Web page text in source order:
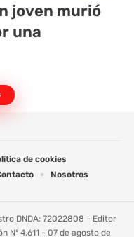
joven murió
una
de cookies
Nosotros
DNDA: 72022808 - Editor
Nº 4.611 - 07 de agosto de